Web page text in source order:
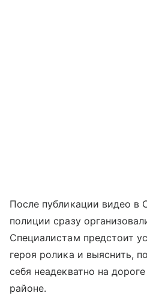
После публикации видео в
полиции сразу
Специалистам предстоит
героя ролика и выяснить,
себя неадекватно на
районе.